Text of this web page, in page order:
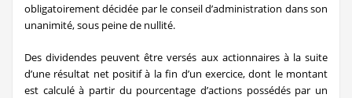
obligatoirement décidée par le conseil d’administration dans son
unanimité, sous peine de nullité.
Des dividendes peuvent être versés aux actionnaires à la suite
d’une résultat net positif à la fin d’un exercice, dont le montant
est calculé à partir du pourcentage d’actions possédés par un